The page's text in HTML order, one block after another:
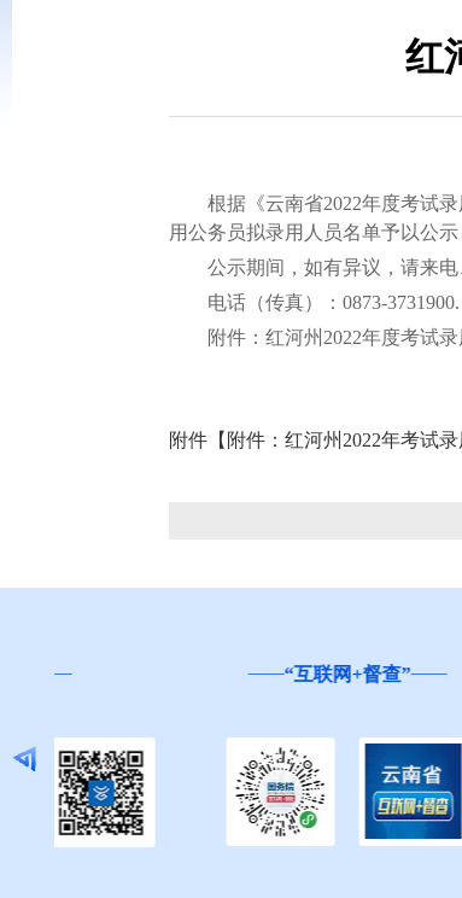
红
根据《云南省2022年度考试录
用公务员拟录用人员名单予以公示
公示期间，如有异议，请来电
电话（传真）：0873-3731900.
附件：红河州2022年度考试录
附件【 附件：红河州2022年考试
“互联网+督查”